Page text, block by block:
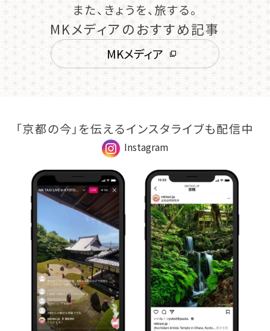
また、きょうを、旅する。
MKメディアのおすすめ記事
MKメディア
「京都の今」を伝えるインスタライブも配信中
Instagram